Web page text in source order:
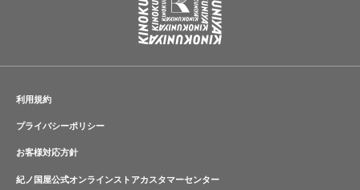
利用規約
プライバシーポリシー
お客様対応方針
紀ノ国屋公式オンラインストアカスタマーセンター